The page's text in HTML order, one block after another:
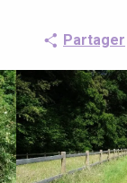
Partager